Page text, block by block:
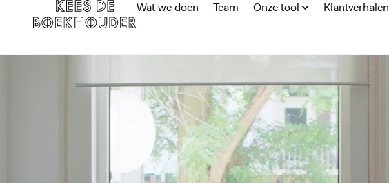
Wat we doen Team Onze tool Klantverhalen